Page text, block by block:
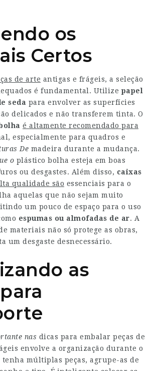
os
Certos
de arte antigas e frágeis, a seleção
é fundamental. Utilize papel
seda para envolver as superfícies
delicados e não transferem tinta. O
é altamente recomendado para
especialmente para quadros e
De madeira durante a mudança.
o plástico bolha esteja em boas
ou desgastes. Além disso, caixas
qualidade são essenciais para o
aquelas que não sejam muito
um pouco de espaço para o uso
espumas ou almofadas de ar. A
materiais não só protege as obras,
um desgaste desnecessário.
as
nas dicas para embalar peças de
envolve a organização durante o
tenha múltiplas peças, agrupe-as de